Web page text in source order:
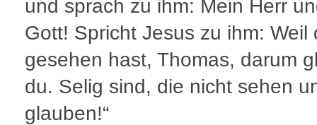
und sprach zu ihm: Mein Herr
Gott! Spricht Jesus zu ihm: Weil
gesehen hast, Thomas, darum
du. Selig sind, die nicht sehen
glauben!“